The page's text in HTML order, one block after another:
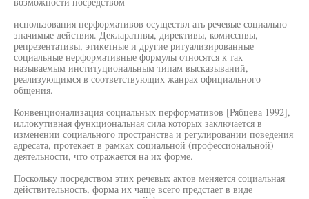
использования перформативов осуществл ать речевые социально
значимые действия. Декларатнвы, директивы, комисснвы,
репрезентативы, этикетные и другие ритуализированные
социальные нерформативные формулы относятся к так
называемым институциональным типам высказываний,
реализующимся в соответствующих жанрах официального
общения.
Конвенционализация социальных перформативов [Рябцева 1992],
иллокутивная функциональная сила которых заключается в
изменении социального пространства и регулировании поведения
адресата, протекает в рамках социальной (профессиональной)
деятельности, что отражается на их форме.
Поскольку посредством этих речевых актов меняется социальная
действительность, форма их чаще всего предстает в виде